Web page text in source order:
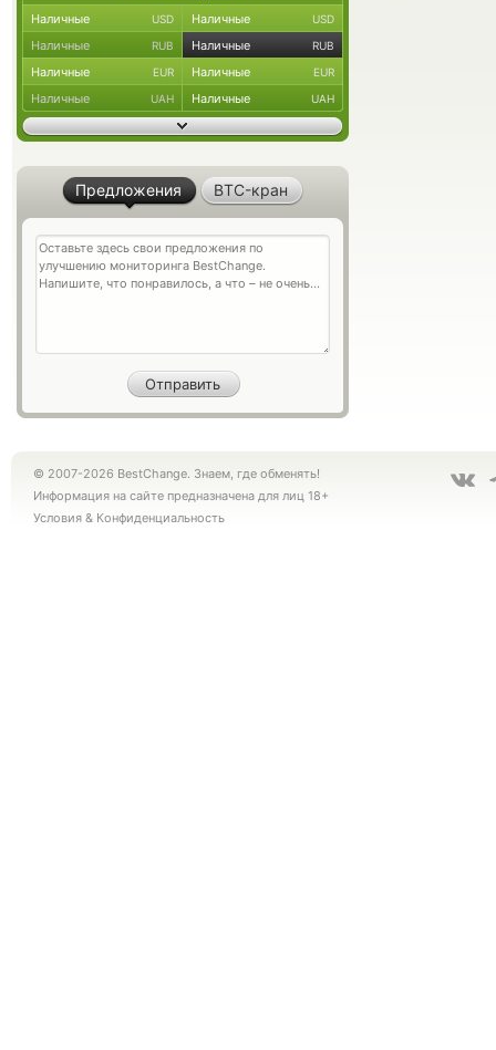
Наличные USD Наличные USD
Наличные RUB Наличные RUB
Наличные EUR Наличные EUR
Наличные UAH Наличные UAH
Предложения BTC-кран
© 2007-2026 BestChange. Знаем, где обменять!
Информация на сайте предназначена для лиц 18+
Условия & Конфиденциальность